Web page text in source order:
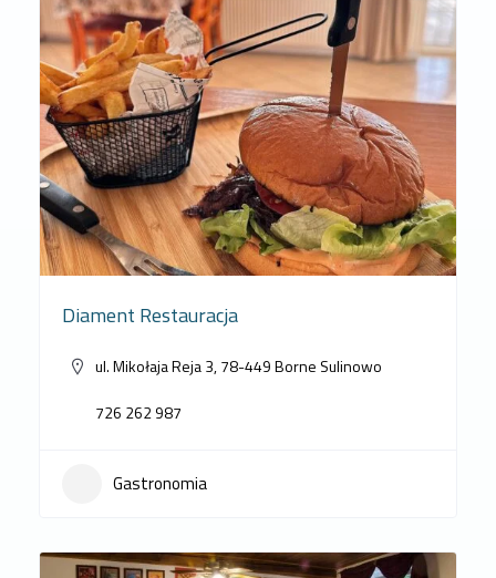
Diament Restauracja
ul. Mikołaja Reja 3, 78-449 Borne Sulinowo
726 262 987
Gastronomia